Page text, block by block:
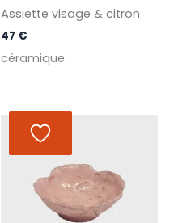
Assiette visage & citron
47 €
céramique